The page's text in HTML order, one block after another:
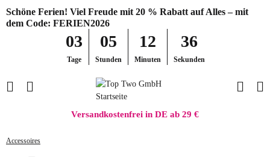
Schöne Ferien! Viel Freude mit 20 % Rabatt auf Alles – mit
dem Code: FERIEN2026
03
Tage
05
Stunden
12
Minuten
36
Sekunden
Versandkostenfrei in DE ab 29 €
Accessoires